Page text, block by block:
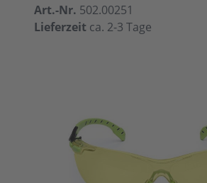
Art.-Nr. 502.00251
Lieferzeit ca. 2-3 Tage